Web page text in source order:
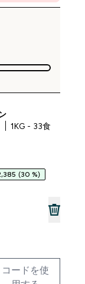
1KG - 33食
(30 %)
コードを使